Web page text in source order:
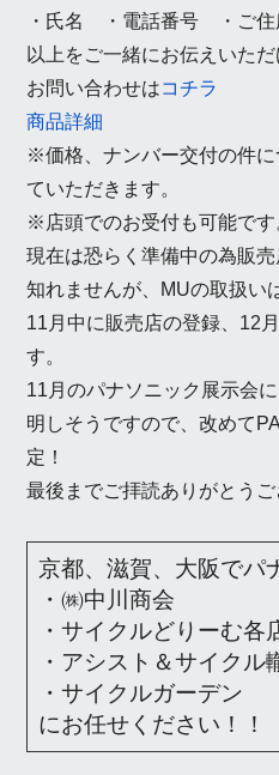
・氏名 ・電話番号 ・ご
以上をご一緒にお伝えいただ
お問い合わせはコチラ
商品詳細
※価格、ナンバー交付の件
ていただきます。
※店頭でのお受付も可能です
現在は恐らく準備中の為販
知れませんが、MUの取扱い
11月中に販売店の登録、12
す。
11月のパナソニック展示会
明しそうですので、改めて
定！
最後までご拝読ありがとうご
京都、滋賀、大阪でパ
・㈱中川商会
・サイクルどりーむ各
・アシスト＆サイクル
・サイクルガーデン
にお任せください！！